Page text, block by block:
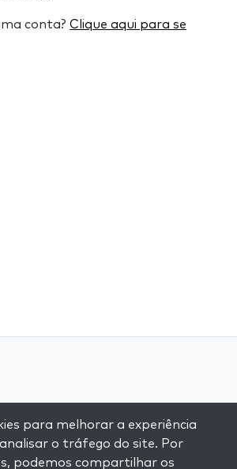
conta? Clique aqui para se
para melhorar a experiência
o tráfego do site. Por
podemos compartilhar os